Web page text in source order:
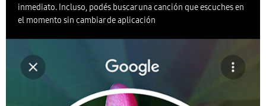
inmediato. Incluso, podés buscar una canción que escuches en
el momento sin cambiar de aplicación